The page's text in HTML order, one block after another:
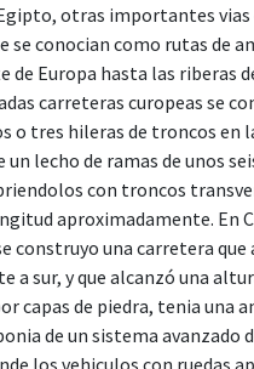
otras importantes vias
se conocian como rutas de
de Europa hasta las riberas
carreteras curopeas se
o tres hileras de troncos en
un lecho de ramas de unos
con troncos
aproximadamente. En
construyo una carretera que
a sur, y que alcanzó una
capas de piedra, tenia una
de un sistema avanzado
los vehiculos con ruedas